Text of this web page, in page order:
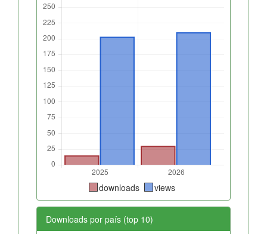
downloads views
Downloads por país (top 10)